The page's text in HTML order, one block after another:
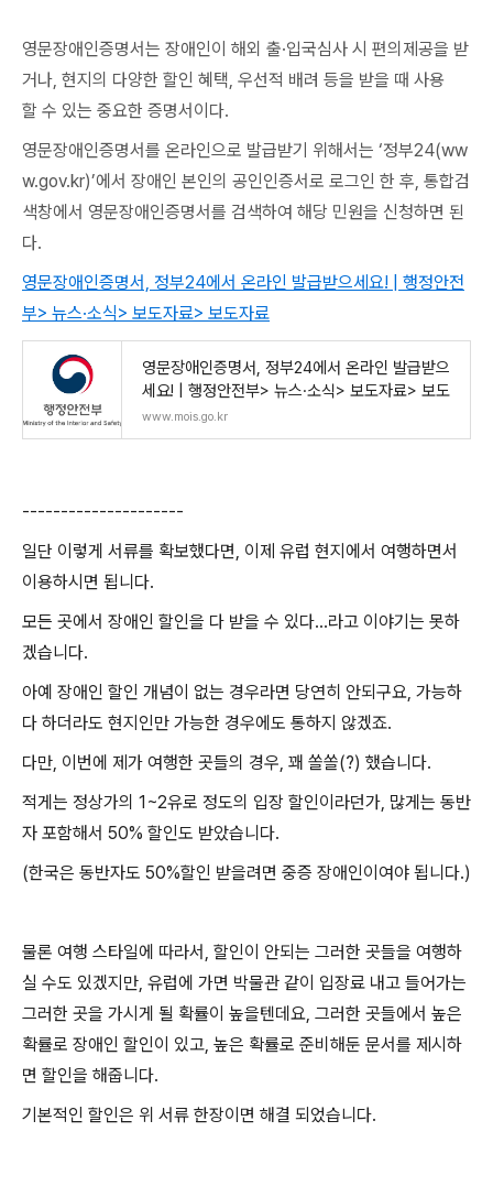
영문장애인증명서는 장애인이 해외 출·입국심사 시 편의제공을 받
거나, 현지의 다양한 할인 혜택, 우선적 배려 등을 받을 때 사용
할 수 있는 중요한 증명서이다.
영문장애인증명서를 온라인으로 발급받기 위해서는 ‘정부24(ww
w.gov.kr)’에서 장애인 본인의 공인인증서로 로그인 한 후, 통합검
색창에서 영문장애인증명서를 검색하여 해당 민원을 신청하면 된
다.
영문장애인증명서, 정부24에서 온라인 발급받으세요! | 행정안전
부> 뉴스·소식> 보도자료> 보도자료
영문장애인증명서, 정부24에서 온라인 발급받으
세요! | 행정안전부> 뉴스·소식> 보도자료> 보도
www.mois.go.kr
---------------------
일단 이렇게 서류를 확보했다면, 이제 유럽 현지에서 여행하면서
이용하시면 됩니다.
모든 곳에서 장애인 할인을 다 받을 수 있다...라고 이야기는 못하
겠습니다.
아예 장애인 할인 개념이 없는 경우라면 당연히 안되구요, 가능하
다 하더라도 현지인만 가능한 경우에도 통하지 않겠죠.
다만, 이번에 제가 여행한 곳들의 경우, 꽤 쏠쏠(?) 했습니다.
적게는 정상가의 1~2유로 정도의 입장 할인이라던가, 많게는 동반
자 포함해서 50% 할인도 받았습니다.
(한국은 동반자도 50%할인 받을려면 중증 장애인이여야 됩니다.)
물론 여행 스타일에 따라서, 할인이 안되는 그러한 곳들을 여행하
실 수도 있겠지만, 유럽에 가면 박물관 같이 입장료 내고 들어가는
그러한 곳을 가시게 될 확률이 높을텐데요, 그러한 곳들에서 높은
확률로 장애인 할인이 있고, 높은 확률로 준비해둔 문서를 제시하
면 할인을 해줍니다.
기본적인 할인은 위 서류 한장이면 해결 되었습니다.